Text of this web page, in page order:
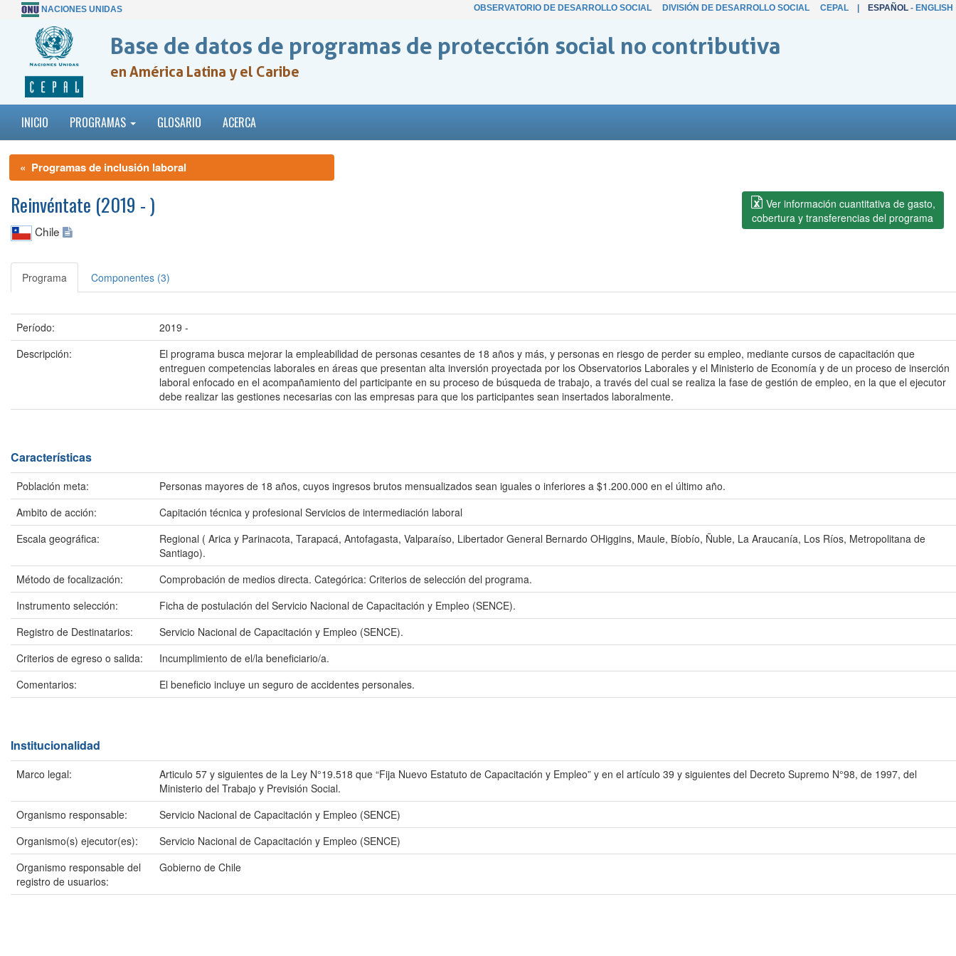
NACIONES UNIDAS OBSERVATORIO DE DESARROLLO SOCIAL DIVISIÓN DE DESARROLLO SOCIAL CEPAL| ESPAÑOL- ENGLISH
Base de datos de programas de protección social no contributiva
en América Latina y el Caribe
INICIO PROGRAMAS GLOSARIO ACERCA
« Programas de inclusión laboral
Reinvéntate (2019 - )
Chile
Ver información cuantitativa de gasto,
cobertura y transferencias del programa
Programa Componentes (3)
Período:
2019 -
Descripción:
El programa busca mejorar la empleabilidad de personas cesantes de 18 años y más, y personas en riesgo de perder su empleo, mediante cursos de capacitación que
entreguen competencias laborales en áreas que presentan alta inversión proyectada por los Observatorios Laborales y el Ministerio de Economía y de un proceso de inserción
laboral enfocado en el acompañamiento del participante en su proceso de búsqueda de trabajo, a través del cual se realiza la fase de gestión de empleo, en la que el ejecutor
debe realizar las gestiones necesarias con las empresas para que los participantes sean insertados laboralmente.
Características
Población meta:
Personas mayores de 18 años, cuyos ingresos brutos mensualizados sean iguales o inferiores a $1.200.000 en el último año.
Ambito de acción:
Capitación técnica y profesional Servicios de intermediación laboral
Escala geográfica:
Regional ( Arica y Parinacota, Tarapacá, Antofagasta, Valparaíso, Libertador General Bernardo OHiggins, Maule, Bíobío, Ñuble, La Araucanía, Los Ríos, Metropolitana de
Santiago).
Método de focalización:
Comprobación de medios directa. Categórica: Criterios de selección del programa.
Instrumento selección:
Ficha de postulación del Servicio Nacional de Capacitación y Empleo (SENCE).
Registro de Destinatarios:
Servicio Nacional de Capacitación y Empleo (SENCE).
Criterios de egreso o salida:
Incumplimiento de el/la beneficiario/a.
Comentarios:
El beneficio incluye un seguro de accidentes personales.
Institucionalidad
Marco legal:
Articulo 57 y siguientes de la Ley N°19.518 que “Fija Nuevo Estatuto de Capacitación y Empleo” y en el artículo 39 y siguientes del Decreto Supremo N°98, de 1997, del
Ministerio del Trabajo y Previsión Social.
Organismo responsable:
Servicio Nacional de Capacitación y Empleo (SENCE)
Organismo(s) ejecutor(es):
Servicio Nacional de Capacitación y Empleo (SENCE)
Organismo responsable del
registro de usuarios:
Gobierno de Chile